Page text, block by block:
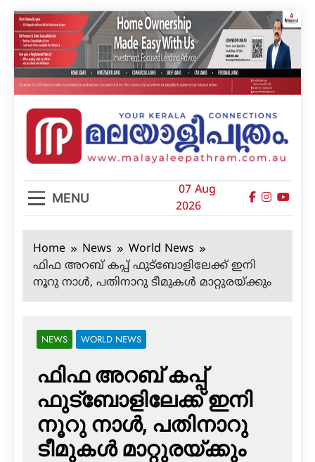
Skip
to
content
മലയാളിപത്രം
MENU
07 Aug
2026
Home News
World News
ഫിഫ അറബ് കപ്പ് ഫുട്ബോളിലേക്ക് ഇനി
നൂറു നാള്‍, പതിനാറു ടീമുകള്‍ മാറ്റുരയ്ക്കും
NEWS WORLD NEWS
ഫിഫ അറബ് കപ്പ്
ഫുട്ബോളിലേക്ക് ഇനി
നൂറു നാള്‍, പതിനാറു
ടീമുകള്‍ മാറ്റുരയ്ക്കും